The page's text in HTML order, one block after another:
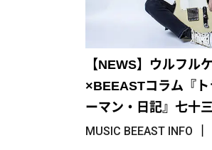
【NEWS】ウルフル
×BEEASTコラム『
ーマン・日記』七十
MUSIC BEEAST INFO